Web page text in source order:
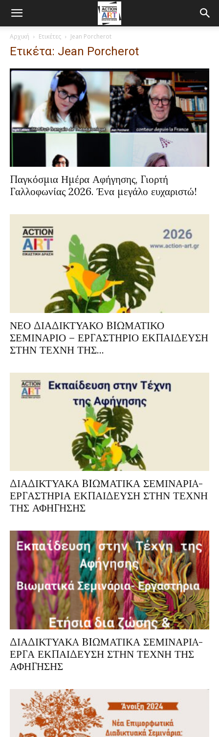
Αρχική Ετικέτες Jean Porcherot
Ετικέτα: Jean Porcherot
Παγκόσμια Ημέρα Αφήγησης, Γιορτή
Γαλλοφωνίας 2026. Ένα μεγάλο ευχαριστώ!
ΝΕΟ ΔΙΑΔΙΚΤΥΑΚΟ BIΩΜΑΤΙΚΟ
ΣΕΜΙΝΑΡΙΟ – ΕΡΓΑΣΤΗΡΙΟ ΕΚΠΑΙΔΕΥΣΗ
ΣΤΗΝ ΤΕΧΝΗ ΤΗΣ...
ΔΙΑΔΙΚΤΥΑΚA BIΩΜΑΤΙΚΑ ΣΕΜΙΝΑΡΙA-
ΕΡΓΑΣΤΗΡΙΑ ΕΚΠΑΙΔΕΥΣΗ ΣΤΗΝ ΤΕΧΝΗ
ΤΗΣ ΑΦΗΓΗΣΗΣ
ΔΙΑΔΙΚΤΥΑΚA BIΩΜΑΤΙΚΑ ΣΕΜΙΝΑΡΙA-
ΕΡΓΑ ΕΚΠΑΙΔΕΥΣΗ ΣΤΗΝ ΤΕΧΝΗ ΤΗΣ
ΑΦΗΓΗΣΗΣ